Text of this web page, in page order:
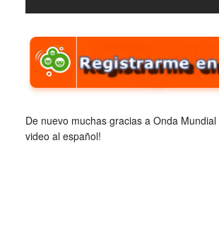
De nuevo muchas gracias a Onda
video al español!